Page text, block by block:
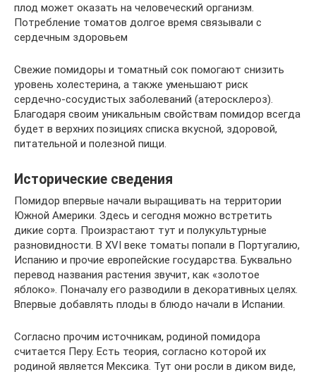
плод может оказать на человеческий организм.
Потребление томатов долгое время связывали с
сердечным здоровьем
Свежие помидоры и томатный сок помогают снизить
уровень холестерина, а также уменьшают риск
сердечно-сосудистых заболеваний (атеросклероз).
Благодаря своим уникальным свойствам помидор всегда
будет в верхних позициях списка вкусной, здоровой,
питательной и полезной пищи.
Исторические сведения
Помидор впервые начали выращивать на территории
Южной Америки. Здесь и сегодня можно встретить
дикие сорта. Произрастают тут и полукультурные
разновидности. В XVI веке томаты попали в Португалию,
Испанию и прочие европейские государства. Буквально
перевод названия растения звучит, как «золотое
яблоко». Поначалу его разводили в декоративных целях.
Впервые добавлять плоды в блюдо начали в Испании.
Согласно прочим источникам, родиной помидора
считается Перу. Есть теория, согласно которой их
родиной является Мексика. Тут они росли в диком виде,